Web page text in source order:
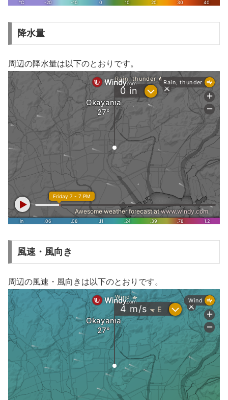
降水量
周辺の降水量は以下のとおりです。
風速・風向き
周辺の風速・風向きは以下のとおりです。